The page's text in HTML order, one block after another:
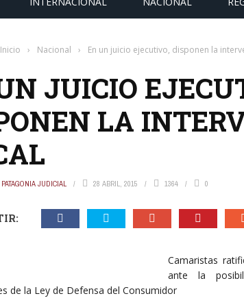
Inicio › Nacional › En un juicio ejecutivo, disponen la
JUICIO
LA
PATAGONIA JUDICIAL 28 ABRIL, 2015 1364 0
Camaristas
ante la
de la Ley de Defensa del Consumidor